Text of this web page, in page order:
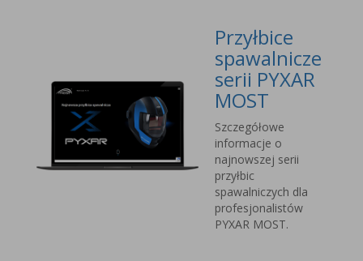
Przyłbice
spawalnicze
serii PYXAR
MOST
Szczegółowe
informacje o
najnowszej serii
przyłbic
spawalniczych dla
profesjonalistów
PYXAR MOST.